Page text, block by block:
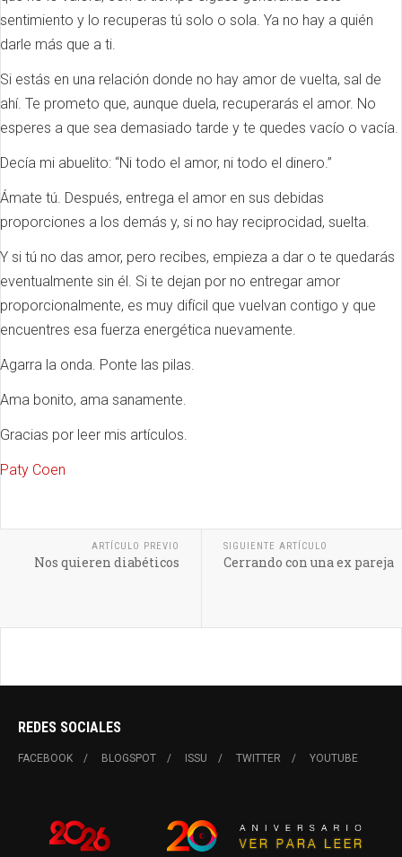
sentimiento y lo recuperas tú solo o sola. Ya no hay a quién
darle más que a ti.
Si estás en una relación donde no hay amor de vuelta, sal de
ahí. Te prometo que, aunque duela, recuperarás el amor. No
esperes a que sea demasiado tarde y te quedes vacío o vacía.
Decía mi abuelito: “Ni todo el amor, ni todo el dinero.”
Ámate tú. Después, entrega el amor en sus debidas
proporciones a los demás y, si no hay reciprocidad, suelta.
Y si tú no das amor, pero recibes, empieza a dar o te quedarás
eventualmente sin él. Si te dejan por no entregar amor
proporcionalmente, es muy difícil que vuelvan contigo y que
encuentres esa fuerza energética nuevamente.
Agarra la onda. Ponte las pilas.
Ama bonito, ama sanamente.
Gracias por leer mis artículos.
Paty Coen
ARTÍCULO PREVIO
Nos quieren diabéticos
SIGUIENTE ARTÍCULO
Cerrando con una ex pareja
REDES SOCIALES
FACEBOOK BLOGSPOT ISSU TWITTER YOUTUBE